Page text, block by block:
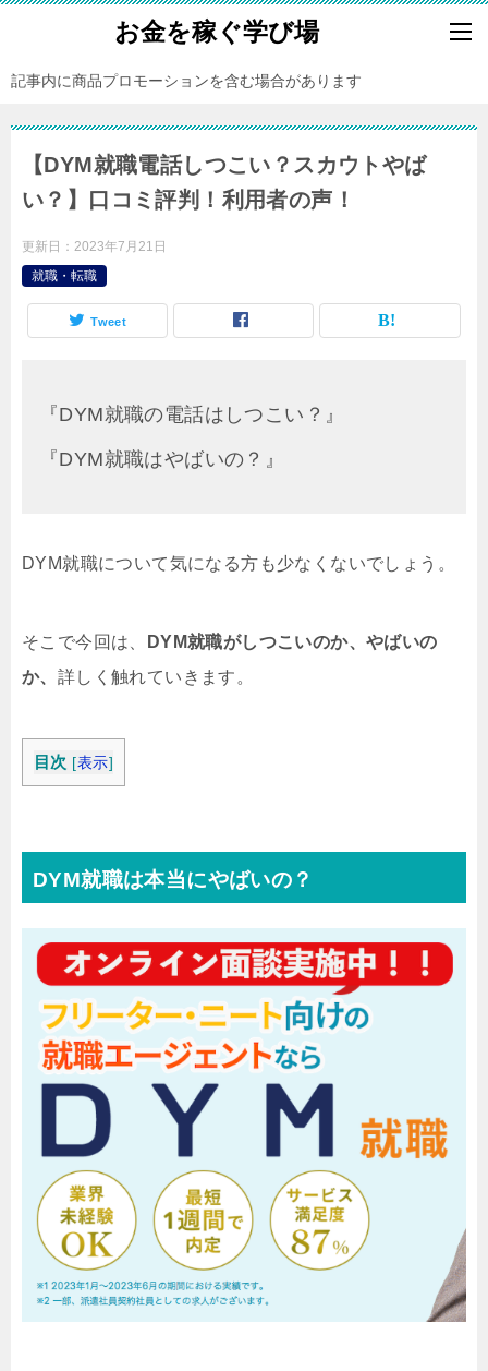
お金を稼ぐ学び場
記事内に商品プロモーションを含む場合があります
【DYM就職電話しつこい？スカウトやば
い？】口コミ評判！利用者の声！
更新日： 2023年7月21日
就職・転職
Tweet
『DYM就職の電話はしつこい？』
『DYM就職はやばいの？』
DYM就職について気になる方も少なくないでしょう。
そこで今回は、
DYM就職がしつこいのか、やばいの
か、 詳しく触れていきます。
目次 [表示]
DYM就職は本当にやばいの？